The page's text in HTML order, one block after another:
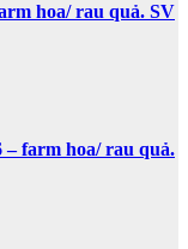
hoa/ rau quả. SV
– farm hoa/ rau quả.